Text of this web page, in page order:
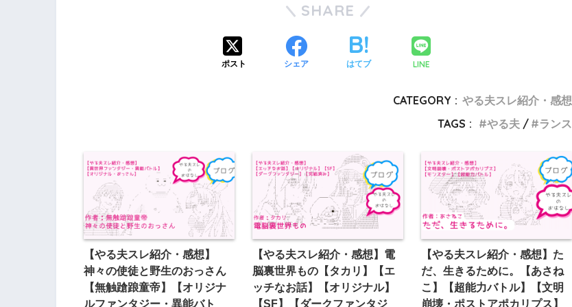
SHARE
ポスト シェア はてブ LINE
CATEGORY : やる夫スレ紹介・感想
TAGS :
やる夫 ランス
【やる夫スレ紹介・感想】
神々の使徒と野生のおっさん
【無触蹌踉童帝】【オリジナ
ルファンタジー・異能バト
【やる夫スレ紹介・感想】電
脳裏世界もの【タカリ】【エ
ッチなお話】【オリジナル】
【SF】【ダークファンタジ
【やる夫スレ紹介・感想】た
だ、生きるために。【あさね
こ】【超能力バトル】【文明
崩壊・ポストアポカリプス】